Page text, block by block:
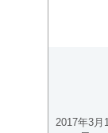
2017年3月